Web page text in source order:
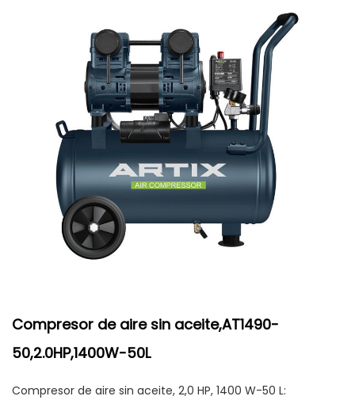
Compresor de aire sin aceite,AT1490-
50,2.0HP,1400W-50L
Compresor de aire sin aceite, 2,0 HP, 1400 W-50 L: